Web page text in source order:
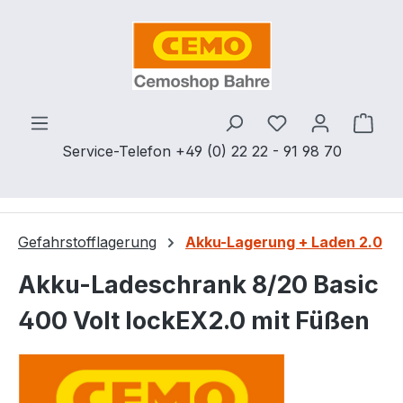
Zum Hauptinhalt springen
Service-Telefon +49 (0) 22 22 - 91 98 70
Du hast 0
Gefahrstofflagerung Akku-Lagerung + Laden 2.0
Akku-Ladeschrank 8/20 Basic
400 Volt lockEX2.0 mit Füßen